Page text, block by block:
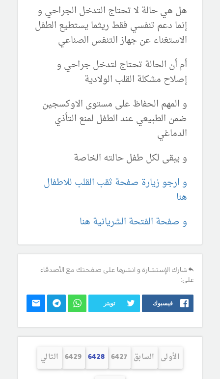
هل هي حالة لا تحتاج التدخل الجراحي و
إنما دعم تنفسي فقط ريثما يستطيع الطفل
الاستغناء عن جهاز التنفس الصناعي
أم أن الحالة تحتاج لتدخل جراحي و
إصلاح مشكلة القلب الولادية
و المهم الحفاظ على مستوى الاوكسجين
ضمن الطبيعي عند الطفل لمنع التأذي
الدماغي
و يبقى لكل طفل حالته الخاصة
و ارجو زيارة صفحة ثقب القلب للاطفال
هنا
و صفحة الفتحة الشريانية هنا
شارك الإستشارة و انشرها على صفحتك مع الأصدقاء
على:
فيسبوك تويتر
الأولى السابق 6427
6428
6429 التالي